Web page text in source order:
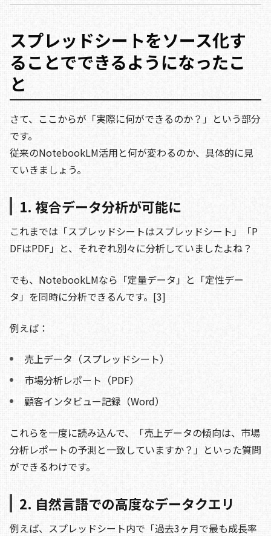
スプレッドシートをソース化す
ることでできるようになったこ
と
さて、ここからが「実際に何ができるのか？」という部分
です。
従来のNotebookLM活用と何が変わるのか、具体的に見
ていきましょう。
1. 複合データ分析が可能に
これまでは「スプレッドシートはスプレッドシート」「P
DFはPDF」と、それぞれ別々に分析していましたよね？
でも、NotebookLMなら「定量データ」と「定性デー
タ」を同時に分析できるんです。[3]
例えば：
売上データ（スプレッドシート）
市場分析レポート（PDF）
顧客インタビュー記録（Word）
これらを一度に読み込んで、「売上データの傾向は、市場
分析レポートの予測と一致していますか？」といった質問
ができるわけです。
2. 自然言語での高度なデータクエリ
例えば、スプレッドシート内で「過去3ヶ月で最も成長率